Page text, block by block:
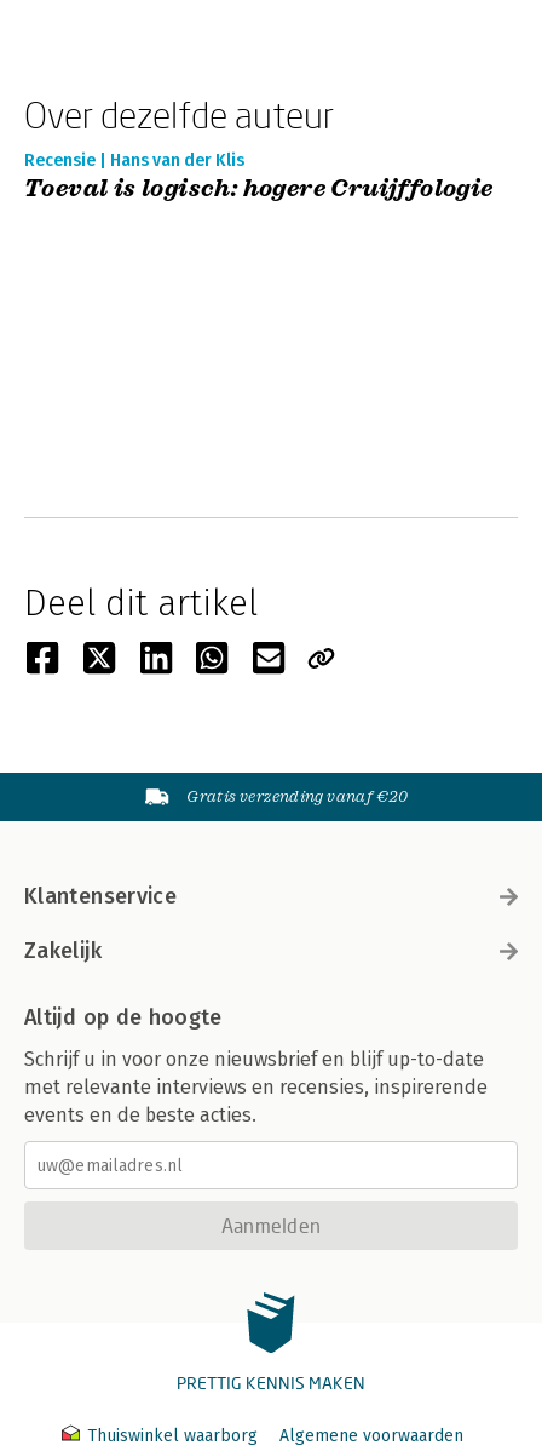
Over dezelfde auteur
Recensie | Hans van der Klis
Toeval is logisch: hogere Cruijffologie
Deel dit artikel
Gratis verzending vanaf €20
Klantenservice
Zakelijk
Altijd op de hoogte
Schrijf u in voor onze nieuwsbrief en blijf up-to-date
met relevante interviews en recensies, inspirerende
events en de beste acties.
Aanmelden
PRETTIG KENNIS MAKEN
Thuiswinkel waarborg Algemene voorwaarden